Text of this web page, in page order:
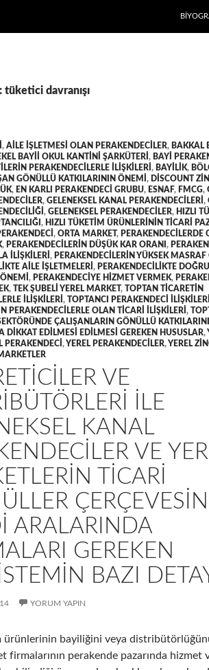
tüketici davranışı
, AILE IŞLETMESI OLAN PERAKENDECILER, BAKKAL
BAYII OKUL KANTINI ŞARKÜTERI , BAYI
PERAKENDECILERLE ILIŞKILERI , BAYILIK,
GÖNÜLLÜ KATKILARININ ÖNEMI , DISCOUNT
, EN KARLI PERAKENDECI GRUBU, ESNAF, FMCG,
, GELENEKSEL KANAL PERAKENDECILERI ,
, GELENEKSEL PERAKENDECILER, HIZLI
, HIZLI TÜKETIM ÜRÜNLERININ TICARI
, ORTA MARKET, PERAKENDECILERDE
, PERAKENDECILERIN DÜŞÜK KAR ORANI ,
ILIŞKILERI , PERAKENDECILERIN YÜKSEK MASRAF
AILE IŞLETMELERI , PERAKENDECILIKTE DOĞRU
, PERAKENDECIYE HIZMET VERMEK,
, TEK ŞUBELI YEREL MARKET, TOPTAN TICARETIN
ILIŞKILERI , TOPTANCI PERAKENDECI ILIŞKILERI
PERAKENDECILERLE OLAN TICARI ILIŞKILERI ,
ÇALIŞANLARIN GÖNÜLLÜ
DIKKAT EDILMESI EDILMESI GEREKEN HUSUSLAR,
PERAKENDECI ,YEREL PERAKENDECILER,YEREL
VE
ILE
KANAL
VE
TICARI
ARALARINDA
GEREKEN
BAZI
YORUM YAPIN
ürünlerinin bayiliğini veya
firmalarının perakende pazarında hizmet